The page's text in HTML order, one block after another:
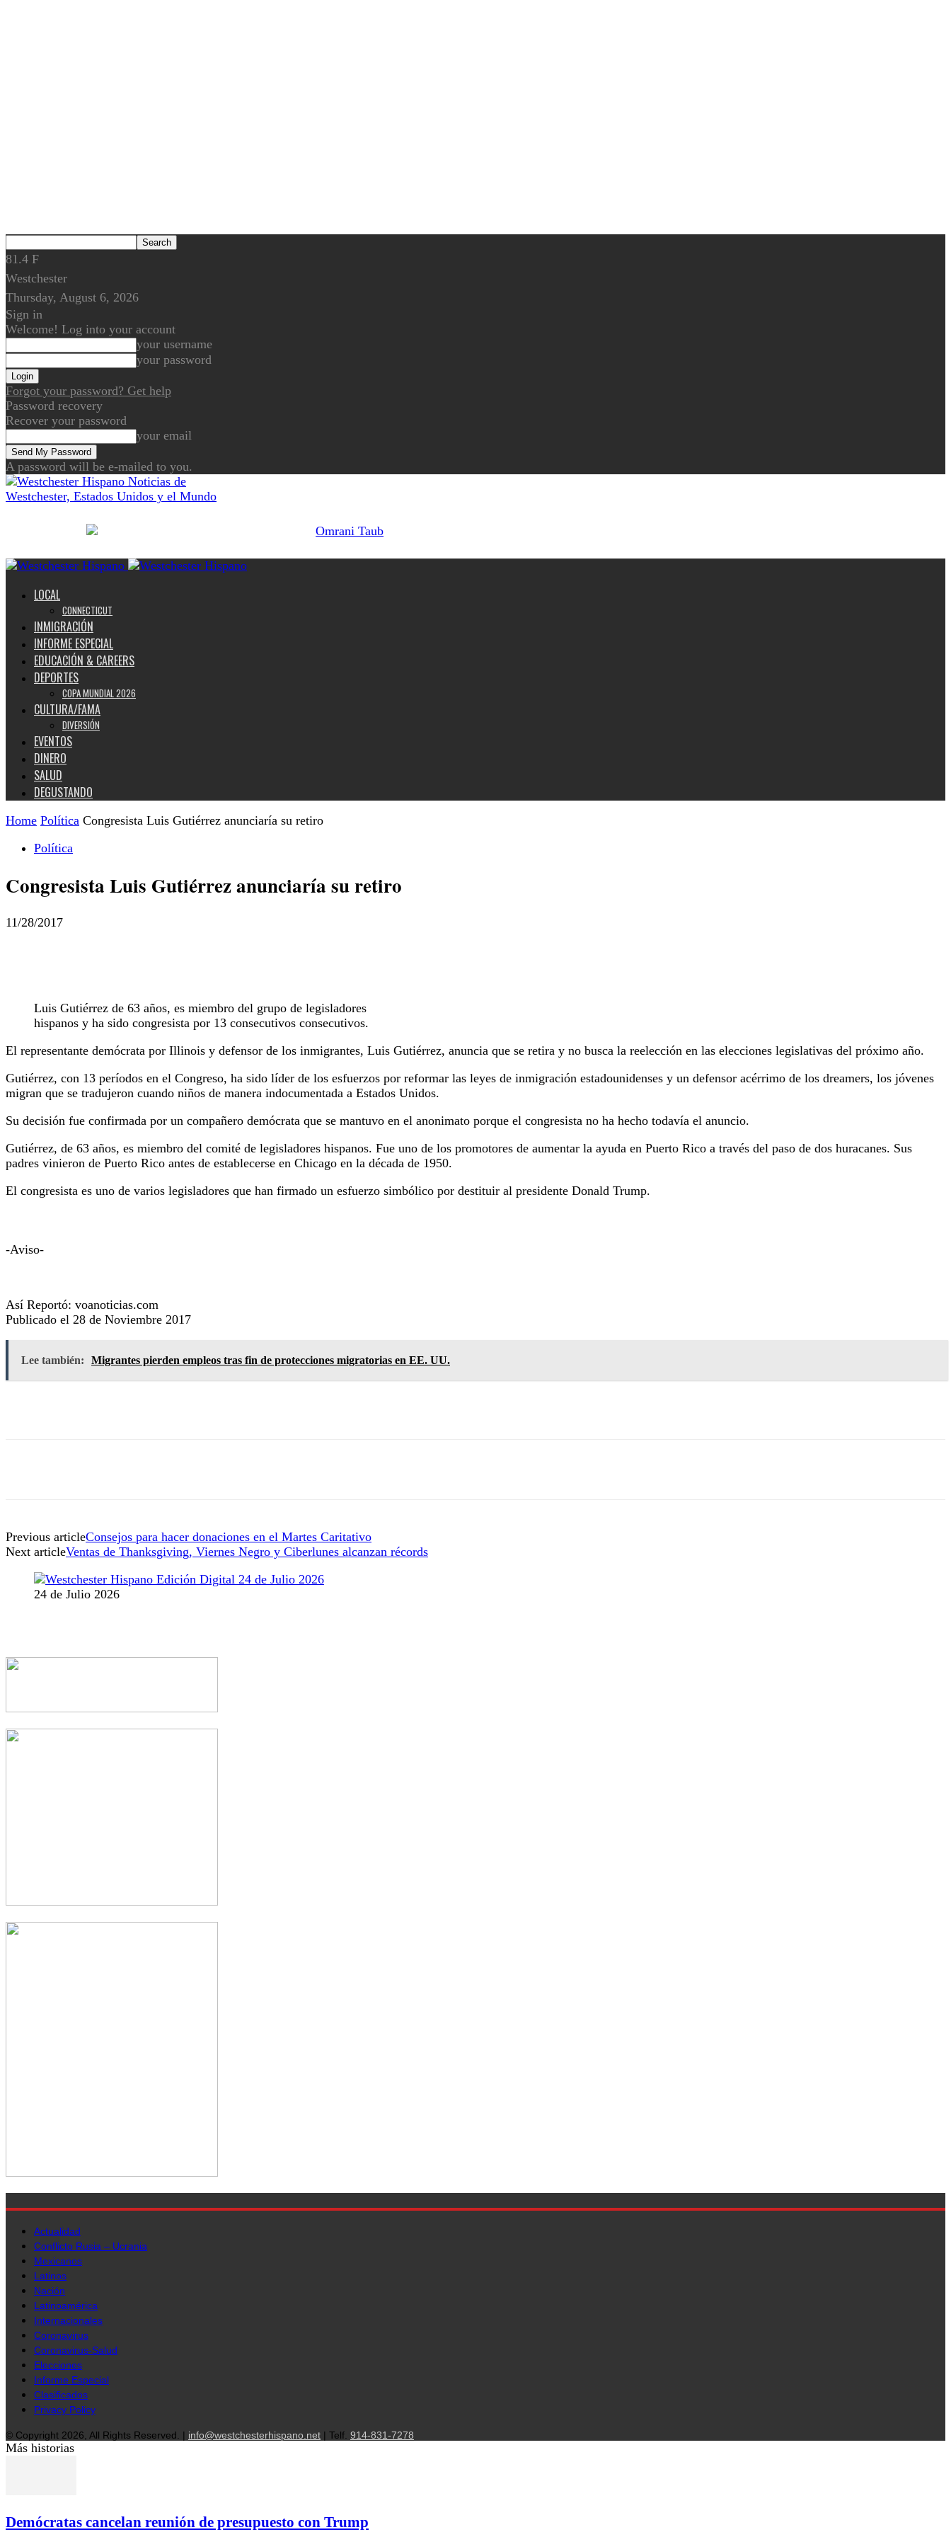
81.4 F
Westchester
Thursday, August 6, 2026
Sign in
Welcome! Log into your account
your username
your password
Forgot your password? Get help
Password recovery
Recover your password
your email
A password will be e-mailed to you.
Noticias de
Westchester, Estados Unidos y el Mundo
LOCAL
CONNECTICUT
INMIGRACIÓN
INFORME ESPECIAL
EDUCACIÓN & CAREERS
DEPORTES
COPA MUNDIAL 2026
CULTURA/FAMA
DIVERSIÓN
EVENTOS
DINERO
SALUD
DEGUSTANDO
Home Política Congresista Luis Gutiérrez anunciaría su retiro
Política
Congresista Luis Gutiérrez anunciaría su retiro
11/28/2017
Luis Gutiérrez de 63 años, es miembro del grupo de legisladores
hispanos y ha sido congresista por 13 consecutivos consecutivos.
El representante demócrata por Illinois y defensor de los inmigrantes, Luis Gutiérrez, anuncia que se retira y no busca la reelección en las elecciones legislativas del próximo año.
Gutiérrez, con 13 períodos en el Congreso, ha sido líder de los esfuerzos por reformar las leyes de inmigración estadounidenses y un defensor acérrimo de los dreamers, los jóvenes
migran que se tradujeron cuando niños de manera indocumentada a Estados Unidos.
Su decisión fue confirmada por un compañero demócrata que se mantuvo en el anonimato porque el congresista no ha hecho todavía el anuncio.
Gutiérrez, de 63 años, es miembro del comité de legisladores hispanos. Fue uno de los promotores de aumentar la ayuda en Puerto Rico a través del paso de dos huracanes. Sus
padres vinieron de Puerto Rico antes de establecerse en Chicago en la década de 1950.
El congresista es uno de varios legisladores que han firmado un esfuerzo simbólico por destituir al presidente Donald Trump.
-Aviso-
Así Reportó: voanoticias.com
Publicado el 28 de Noviembre 2017
Lee también: Migrantes pierden empleos tras fin de protecciones migratorias en EE. UU.
Previous articleConsejos para hacer donaciones en el Martes Caritativo
Next articleVentas de Thanksgiving, Viernes Negro y Ciberlunes alcanzan récords
24 de Julio 2026
Actualidad
Conflicto Rusia – Ucrania
Mexicanos
Latinos
Nación
Latinoamérica
Internacionales
Coronavirus
Coronavirus-Salud
Elecciones
Informe Especial
Clasificados
Privacy Policy
© Copyright 2026, All Rights Reserved. | info@westchesterhispano.net | Telf. 914-831-7278
Más historias
Demócratas cancelan reunión de presupuesto con Trump